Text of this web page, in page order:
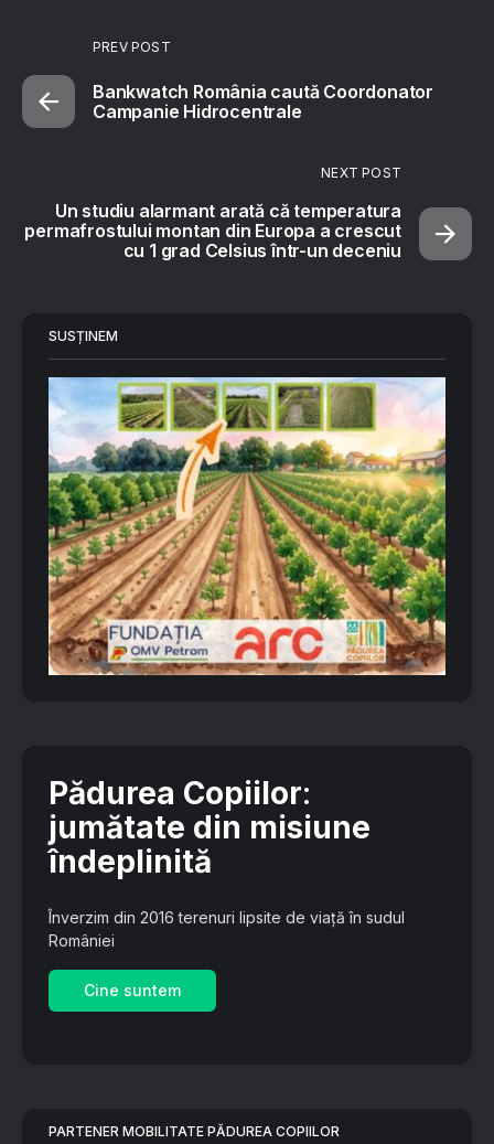
PREV POST
Bankwatch România caută Coordonator
Campanie Hidrocentrale
NEXT POST
Un studiu alarmant arată că temperatura
permafrostului montan din Europa a crescut
cu 1 grad Celsius într-un deceniu
SUSȚINEM
Pădurea Copiilor:
jumătate din misiune
îndeplinită
Înverzim din 2016 terenuri lipsite de viață în sudul
României
Cine suntem
PARTENER MOBILITATE PĂDUREA COPIILOR